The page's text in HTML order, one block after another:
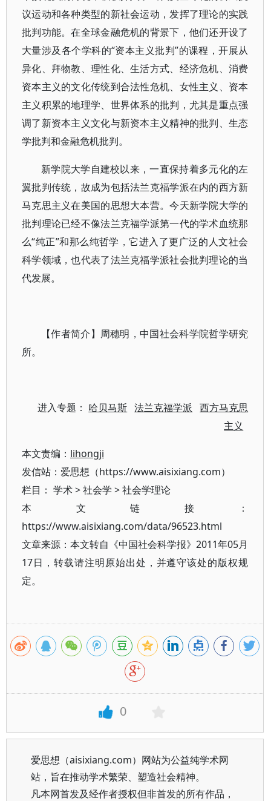
议运动和各种类型的新社会运动，发挥了理论的实践
批判功能。在全球金融危机的背景下，他们还开设了
大量涉及各个学科的“资本主义批判”的课程，开展从
异化、拜物教、理性化、生活方式、经济危机、消费
资本主义的文化传统到合法性危机、女性主义、资本
主义积累的地理学、世界体系的批判，尤其是重点强
调了新资本主义文化与新资本主义精神的批判、生态
学批判和金融危机批判。
新学院大学自建校以来，一直保持着多元化的左
翼批判传统，故成为包括法兰克福学派在内的西方新
马克思主义在美国的思想大本营。今天新学院大学的
批判理论已经不像法兰克福学派第一代的学术血统那
么“纯正”和那么纯哲学，它进入了更广泛的人文社会
科学领域，也代表了法兰克福学派社会批判理论的当
代发展。
【作者简介】周穗明，中国社会科学院哲学研究
所。
进入专题： 哈贝马斯 法兰克福学派
西方马克思
主义
本文责编： lihongji
发信站：爱思想（https://www.aisixiang.com）
栏目： 学术>社会学 >社会学理论
本文链接：
https://www.aisixiang.com/data/96523.html
文章来源：本文转自《中国社会科学报》2011年05月
17日，转载请注明原始出处，并遵守该处的版权规
定。
0
爱思想（aisixiang.com）网站为公益纯学术网
站，旨在推动学术繁荣、塑造社会精神。
凡本网首发及经作者授权但非首发的所有作品，